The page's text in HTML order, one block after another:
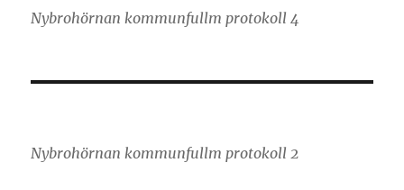
Nybrohörnan kommunfullm protokoll 4
Nybrohörnan kommunfullm protokoll 2